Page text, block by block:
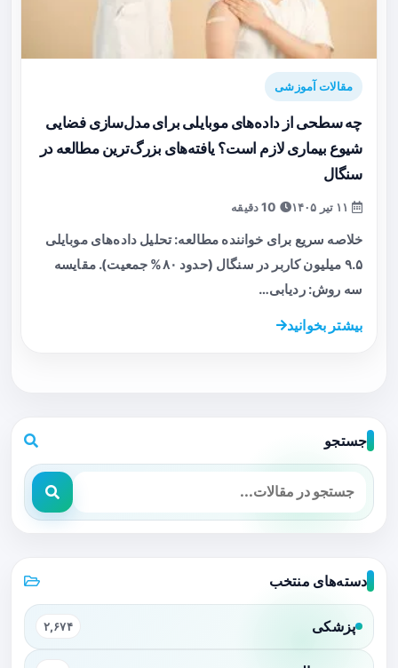
مقالات آموزشی
چه سطحی از داده‌های موبایلی برای مدل‌سازی فضایی
شیوع بیماری لازم است؟ یافته‌های بزرگ‌ترین مطالعه در
سنگال
خلاصه سریع برای خواننده مطالعه: تحلیل داده‌های موبایلی
۹.۵ میلیون کاربر در سنگال (حدود ۸۰% جمعیت). مقایسه
سه روش: ردیابی…
بیشتر بخوانید
جستجو
دسته‌های منتخب
پزشکی ۲,۶۷۴